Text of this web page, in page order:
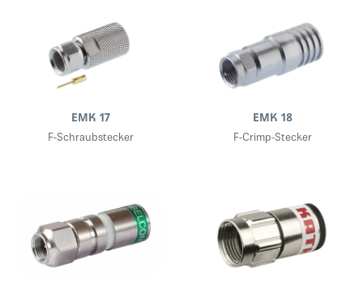
EMK 17
F-Schraubstecker
EMK 18
F-Crimp-Stecker